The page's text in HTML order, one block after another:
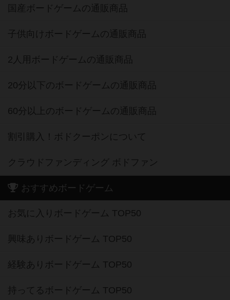
国産ボードゲームの通販商品
子供向けボードゲームの通販商品
2人用ボードゲームの通販商品
20分以下のボードゲームの通販商品
60分以上のボードゲームの通販商品
割引購入！ボドクーポンについて
クラウドファンディング ボドファン
おすすめボードゲーム
お気に入りボードゲーム TOP50
興味ありボードゲーム TOP50
経験ありボードゲーム TOP50
持ってるボードゲーム TOP50